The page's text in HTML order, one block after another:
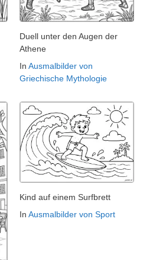
Duell unter den Augen der
Athene
In Ausmalbilder von
Griechische Mythologie
Kind auf einem Surfbrett
In Ausmalbilder von Sport